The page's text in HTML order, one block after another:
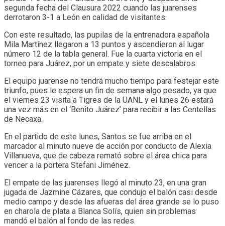
segunda fecha del Clausura 2022 cuando las juarenses
derrotaron 3-1 a León en calidad de visitantes.
Con este resultado, las pupilas de la entrenadora española
Mila Martínez llegaron a 13 puntos y ascendieron al lugar
número 12 de la tabla general. Fue la cuarta victoria en el
torneo para Juárez, por un empate y siete descalabros.
El equipo juarense no tendrá mucho tiempo para festejar este
triunfo, pues le espera un fin de semana algo pesado, ya que
el viernes 23 visita a Tigres de la UANL y el lunes 26 estará
una vez más en el ‘Benito Juárez’ para recibir a las Centellas
de Necaxa.
En el partido de este lunes, Santos se fue arriba en el
marcador al minuto nueve de acción por conducto de Alexia
Villanueva, que de cabeza remató sobre el área chica para
vencer a la portera Stefani Jiménez.
El empate de las juarenses llegó al minuto 23, en una gran
jugada de Jazmine Cázares, que condujo el balón casi desde
medio campo y desde las afueras del área grande se lo puso
en charola de plata a Blanca Solís, quien sin problemas
mandó el balón al fondo de las redes.